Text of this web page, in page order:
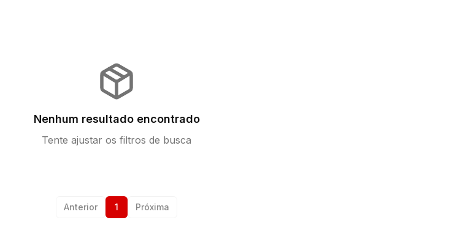
Nenhum resultado encontrado
Tente ajustar os filtros de busca
Anterior 1 Próxima